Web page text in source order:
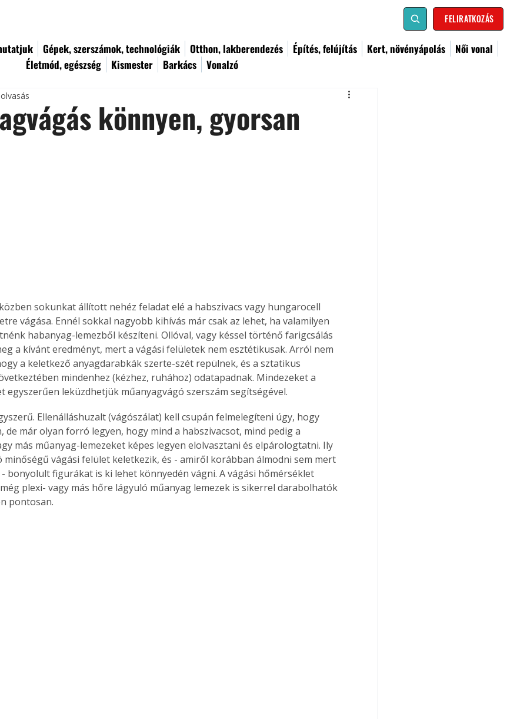
FELIRATKOZÁS
Gépek, szerszámok, technológiák Otthon, lakberendezés Építés, felújítás Kert, növényápolás
Női vonal
Életmód, egészség
Kismester Barkács Vonalzó
könnyen, gyorsan
sokunkat állított nehéz feladat elé a habszivacs vagy hungarocell
vágása. Ennél sokkal nagyobb kihívás már csak az lehet, ha valamilyen
habanyag-lemezből készíteni. Ollóval, vagy késsel történő farigcsálás
a kívánt eredményt, mert a vágási felületek nem esztétikusak. Arról nem
a keletkező anyagdarabkák szerte-szét repülnek, és a sztatikus
mindenhez (kézhez, ruhához) odatapadnak. Mindezeket a
egyszerűen leküzdhetjük műanyagvágó szerszám segítségével.
Ellenálláshuzalt (vágószálat) kell csupán felmelegíteni úgy, hogy
de már olyan forró legyen, hogy mind a habszivacsot, mind pedig a
más műanyag-lemezeket képes legyen elolvasztani és elpárologtatni. Ily
minőségű vágási felület keletkezik, és - amiről korábban álmodni sem mert
bonyolult figurákat is ki lehet könnyedén vágni. A vágási hőmérséklet
plexi- vagy más hőre lágyuló műanyag lemezek is sikerrel darabolhatók
pontosan.